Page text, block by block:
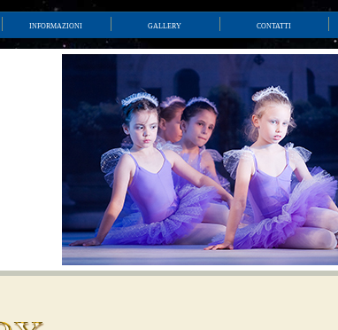
informazioni gallery contatti